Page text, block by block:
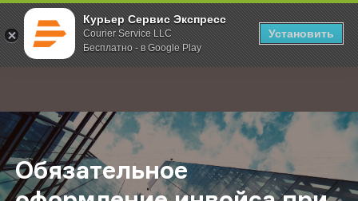
Курьер Сервис Экспресс
Courier Service LLC
Бесплатно - в Google Play
Установить
; Главная О компании Новости Обязательное оформление
Обязательное